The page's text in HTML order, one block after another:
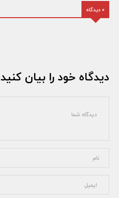
0 دیدگاه
دیدگاه خود را بیان کنید